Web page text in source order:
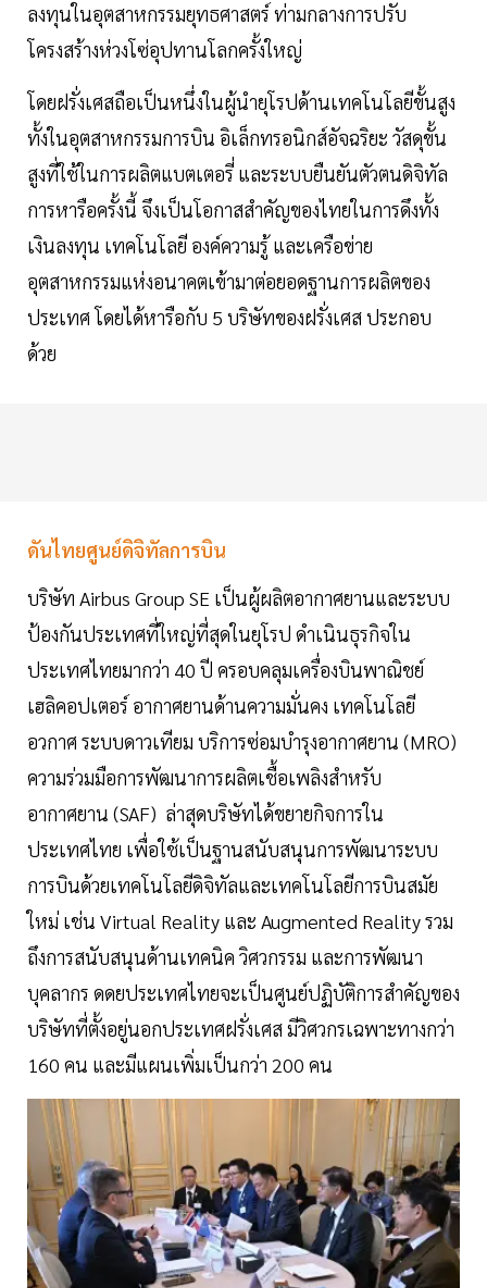
ลงทุนในอุตสาหกรรมยุทธศาสตร์ ท่ามกลางการปรับ
โครงสร้างห่วงโซ่อุปทานโลกครั้งใหญ่
โดยฝรั่งเศสถือเป็นหนึ่งในผู้นำยุโรปด้านเทคโนโลยีขั้นสูง
ทั้งในอุตสาหกรรมการบิน อิเล็กทรอนิกส์อัจฉริยะ วัสดุขั้น
สูงที่ใช้ในการผลิตแบตเตอรี่ และระบบยืนยันตัวตนดิจิทัล
การหารือครั้งนี้ จึงเป็นโอกาสสำคัญของไทยในการดึงทั้ง
เงินลงทุน เทคโนโลยี องค์ความรู้ และเครือข่าย
อุตสาหกรรมแห่งอนาคตเข้ามาต่อยอดฐานการผลิตของ
ประเทศ โดยได้หารือกับ 5 บริษัทของฝรั่งเศส ประกอบ
ด้วย
ดันไทยศูนย์ดิจิทัลการบิน
บริษัท Airbus Group SE เป็นผู้ผลิตอากาศยานและระบบ
ป้องกันประเทศที่ใหญ่ที่สุดในยุโรป ดำเนินธุรกิจใน
ประเทศไทยมากว่า 40 ปี ครอบคลุมเครื่องบินพาณิชย์
เฮลิคอปเตอร์ อากาศยานด้านความมั่นคง เทคโนโลยี
อวกาศ ระบบดาวเทียม บริการซ่อมบำรุงอากาศยาน (MRO)
ความร่วมมือการพัฒนาการผลิตเชื้อเพลิงสำหรับ
อากาศยาน (SAF) ล่าสุดบริษัทได้ขยายกิจการใน
ประเทศไทย เพื่อใช้เป็นฐานสนับสนุนการพัฒนาระบบ
การบินด้วยเทคโนโลยีดิจิทัลและเทคโนโลยีการบินสมัย
ใหม่ เช่น Virtual Reality และ Augmented Reality รวม
ถึงการสนับสนุนด้านเทคนิค วิศวกรรม และการพัฒนา
บุคลากร ดดยประเทศไทยจะเป็นศูนย์ปฏิบัติการสำคัญของ
บริษัทที่ตั้งอยู่นอกประเทศฝรั่งเศส มีวิศวกรเฉพาะทางกว่า
160 คน และมีแผนเพิ่มเป็นกว่า 200 คน